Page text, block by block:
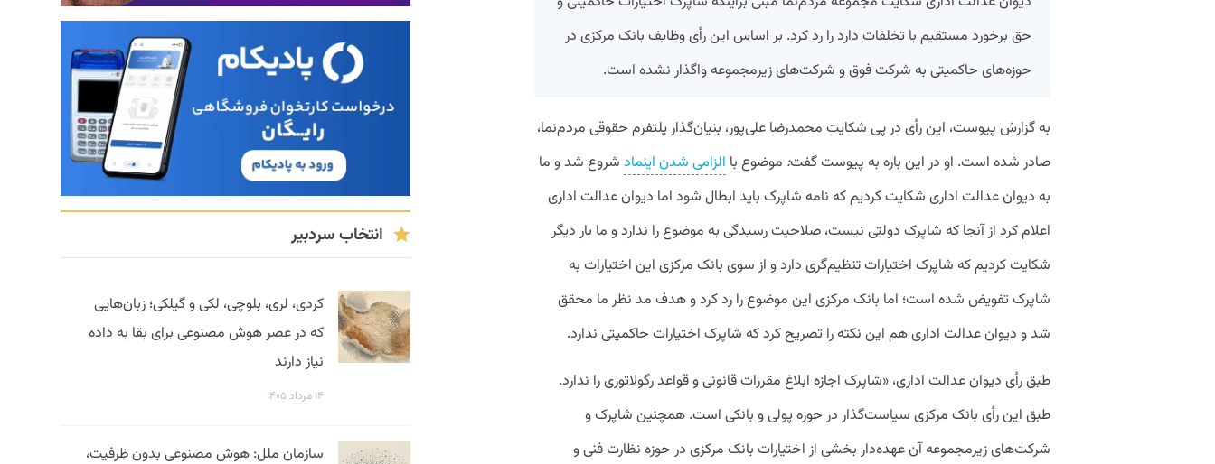
حق برخورد مستقیم با تخلفات دارد را رد کرد. بر اساس این رأی وظایف بانک مرکزی در
حوزه‌های حاکمیتی به شرکت فوق و شرکت‌های زیرمجموعه واگذار نشده است.
به گزارش پیوست، این رأی در پی شکایت محمدرضا علی‌پور، بنیان‌گذار پلتفرم حقوقی مردم‌نما،
صادر شده است. او در این‌ باره به پیوست گفت: موضوع با الزامی شدن اینماد شروع شد و ما
به دیوان عدالت اداری شکایت کردیم که نامه شاپرک باید ابطال شود اما دیوان عدالت اداری
اعلام کرد از آنجا که شاپرک دولتی نیست، صلاحیت رسیدگی به موضوع را ندارد و ما بار دیگر
شکایت کردیم که شاپرک اختیارات تنظیم‌گری دارد و از سوی بانک مرکزی این اختیارات به
شاپرک تفویض شده است؛ اما بانک مرکزی این موضوع را رد کرد و هدف مد نظر ما محقق
شد و دیوان عدالت اداری هم این نکته را تصریح کرد که شاپرک اختیارات حاکمیتی ندارد.
طبق رأی دیوان عدالت اداری، «شاپرک اجازه ابلاغ مقررات قانونی و قواعد رگولاتوری را ندارد.
طبق این رأی بانک مرکزی سیاست‌گذار در حوزه پولی و بانکی است. همچنین شاپرک و
شرکت‌های زیرمجموعه آن عهده‌دار بخشی از اختیارات بانک مرکزی در حوزه نظارت فنی و
انتخاب سردبیر
کردی، لری، بلوچی، لکی و گیلکی؛ زبان‌هایی
که در عصر هوش مصنوعی برای بقا به داده
نیاز دارند
۱۴ مرداد ۱۴۰۵
سازمان ملل: هوش مصنوعی بدون ظرفیت،